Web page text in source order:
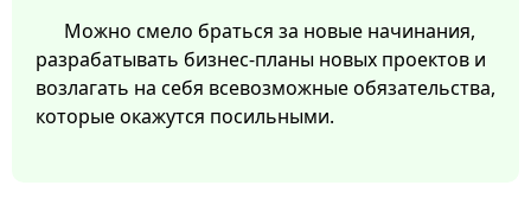
Можно смело браться за новые начинания,
разрабатывать бизнес-планы новых проектов и
возлагать на себя всевозможные обязательства,
которые окажутся посильными.